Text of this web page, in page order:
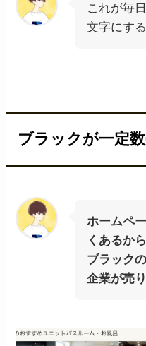
これが毎日
文字にす
ブラックが一定
ホームペ
くあるか
ブラック
企業が売